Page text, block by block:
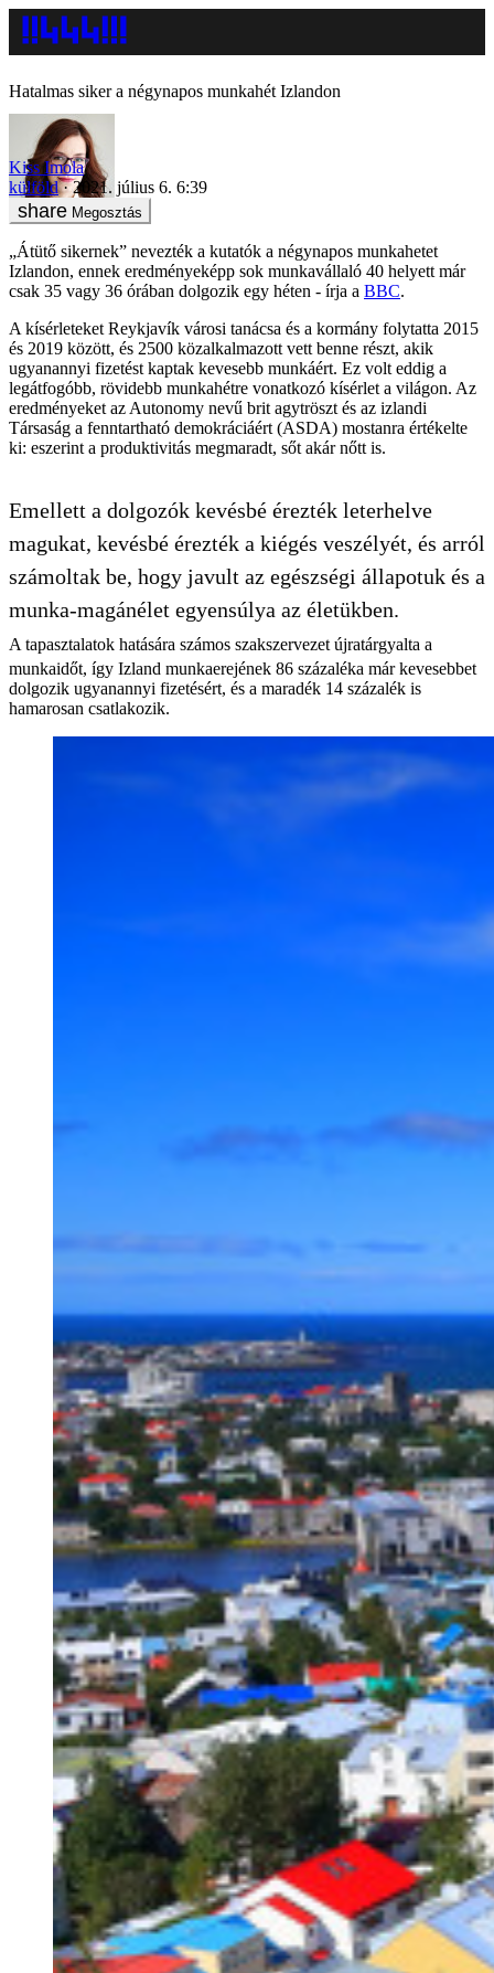
Hatalmas siker a négynapos munkahét Izlandon
Kiss Imola
külföld
2021. július 6. 6:39
Megosztás
„Átütő sikernek” nevezték a kutatók a négynapos munkahetet
Izlandon, ennek eredményeképp sok munkavállaló 40 helyett már
csak 35 vagy 36 órában dolgozik egy héten - írja a BBC.
A kísérleteket Reykjavík városi tanácsa és a kormány folytatta 2015
és 2019 között, és 2500 közalkalmazott vett benne részt, akik
ugyanannyi fizetést kaptak kevesebb munkáért. Ez volt eddig a
legátfogóbb, rövidebb munkahétre vonatkozó kísérlet a világon. Az
eredményeket az Autonomy nevű brit agytröszt és az izlandi
Társaság a fenntartható demokráciáért (ASDA) mostanra értékelte
ki: eszerint a produktivitás megmaradt, sőt akár nőtt is.
Emellett a dolgozók kevésbé érezték leterhelve
magukat, kevésbé érezték a kiégés veszélyét, és arról
számoltak be, hogy javult az egészségi állapotuk és a
munka-magánélet egyensúlya az életükben.
A tapasztalatok hatására számos szakszervezet újratárgyalta a
munkaidőt, így Izland munkaerejének 86 százaléka már kevesebbet
dolgozik ugyanannyi fizetésért, és a maradék 14 százalék is
hamarosan csatlakozik.